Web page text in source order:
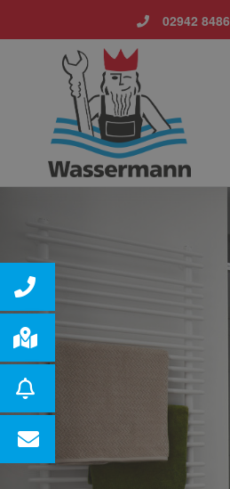
02942 8486